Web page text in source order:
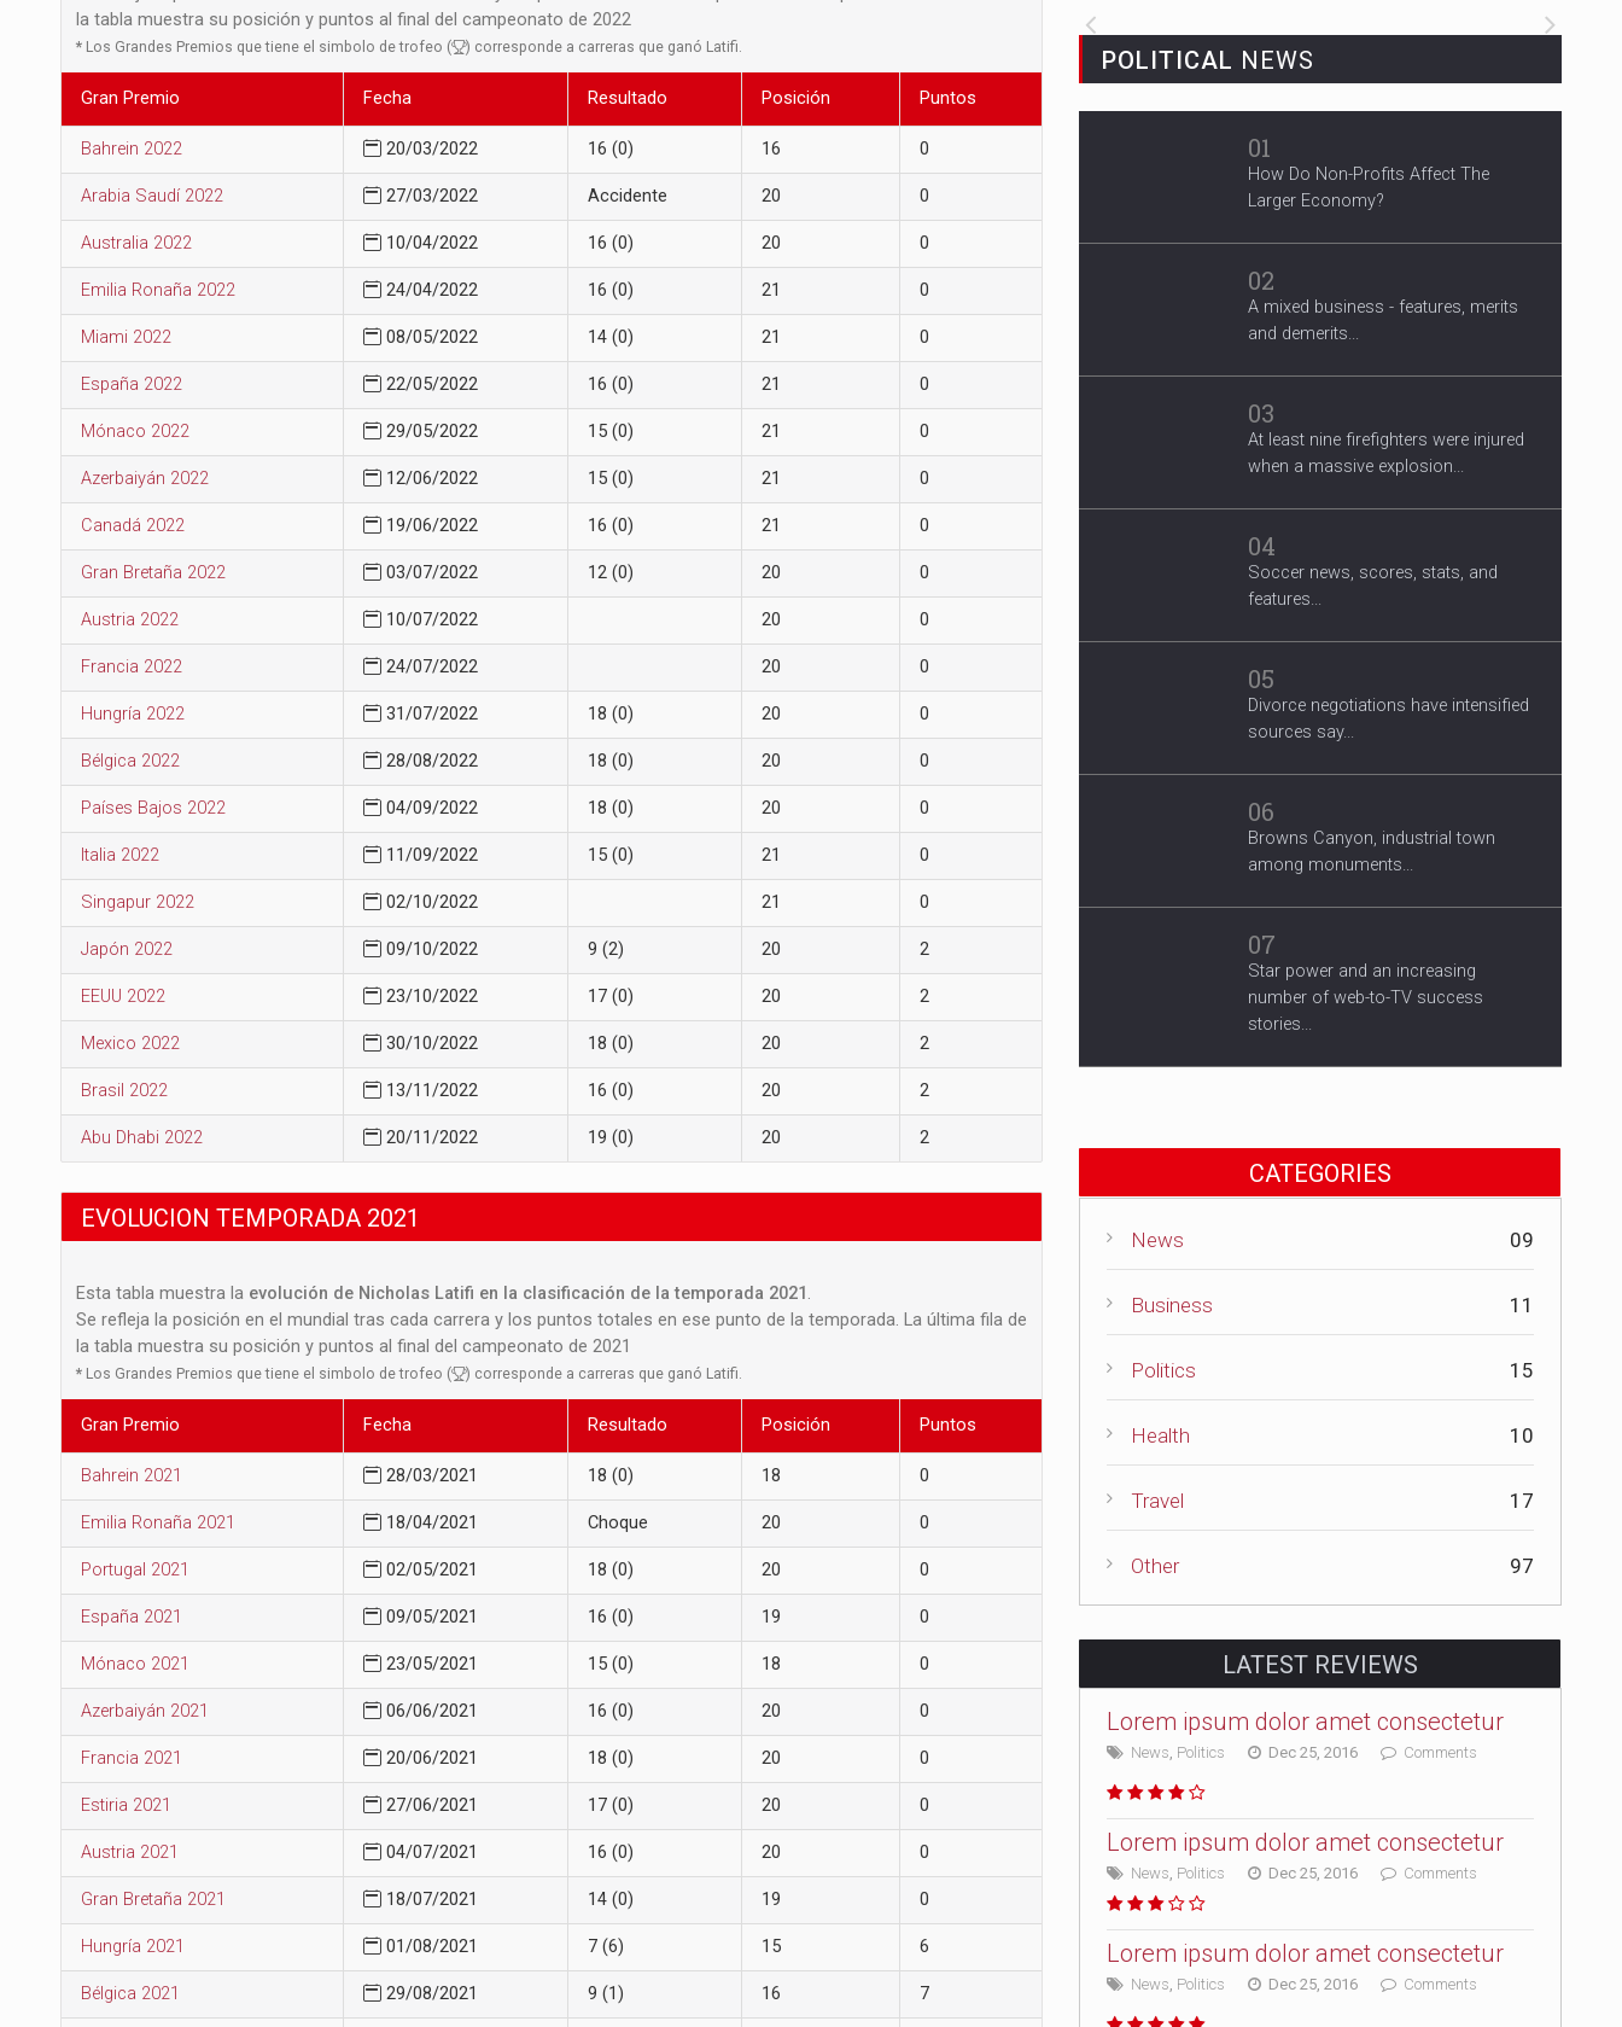
la tabla muestra su posición y puntos al final del campeonato de 2022
* Los Grandes Premios que tiene el simbolo de trofeo ( ) corresponde a carreras que ganó Latifi.
Gran Premio Fecha Resultado Posición Puntos
Bahrein 2022 20/03/2022 16 (0) 16 0
Arabia Saudí 2022 27/03/2022 Accidente 20 0
Australia 2022 10/04/2022 16 (0) 20 0
Emilia Ronaña 2022 24/04/2022 16 (0) 21 0
Miami 2022 08/05/2022 14 (0) 21 0
España 2022 22/05/2022 16 (0) 21 0
Mónaco 2022 29/05/2022 15 (0) 21 0
Azerbaiyán 2022 12/06/2022 15 (0) 21 0
Canadá 2022 19/06/2022 16 (0) 21 0
Gran Bretaña 2022 03/07/2022 12 (0) 20 0
Austria 2022 10/07/2022 20 0
Francia 2022 24/07/2022 20 0
Hungría 2022 31/07/2022 18 (0) 20 0
Bélgica 2022 28/08/2022 18 (0) 20 0
Países Bajos 2022 04/09/2022 18 (0) 20 0
Italia 2022 11/09/2022 15 (0) 21 0
Singapur 2022 02/10/2022 21 0
Japón 2022 09/10/2022 9 (2) 20 2
EEUU 2022 23/10/2022 17 (0) 20 2
Mexico 2022 30/10/2022 18 (0) 20 2
Brasil 2022 13/11/2022 16 (0) 20 2
Abu Dhabi 2022 20/11/2022 19 (0) 20 2
EVOLUCION TEMPORADA 2021
Esta tabla muestra la evolución de Nicholas Latifi en la clasificación de la temporada 2021 .
Se refleja la posición en el mundial tras cada carrera y los puntos totales en ese punto de la temporada. La última fila de
la tabla muestra su posición y puntos al final del campeonato de 2021
* Los Grandes Premios que tiene el simbolo de trofeo ( ) corresponde a carreras que ganó Latifi.
Gran Premio Fecha Resultado Posición Puntos
Bahrein 2021 28/03/2021 18 (0) 18 0
Emilia Ronaña 2021 18/04/2021 Choque 20 0
Portugal 2021 02/05/2021 18 (0) 20 0
España 2021 09/05/2021 16 (0) 19 0
Mónaco 2021 23/05/2021 15 (0) 18 0
Azerbaiyán 2021 06/06/2021 16 (0) 20 0
Francia 2021 20/06/2021 18 (0) 20 0
Estiria 2021 27/06/2021 17 (0) 20 0
Austria 2021 04/07/2021 16 (0) 20 0
Gran Bretaña 2021 18/07/2021 14 (0) 19 0
Hungría 2021 01/08/2021 7 (6) 15 6
Bélgica 2021 29/08/2021 9 (1) 16 7
3 Years After Man's Death
Mother hopes renewed reward will
POLITICAL NEWS
01
How Do Non-Profits Affect The
Larger Economy?
02
A mixed business - features, merits
and demerits...
03
At least nine firefighters were injured
when a massive explosion...
04
Soccer news, scores, stats, and
features...
05
Divorce negotiations have intensified
sources say...
06
Browns Canyon, industrial town
among monuments...
07
Star power and an increasing
number of web-to-TV success
stories...
CATEGORIES
News 09
Business 11
Politics 15
Health 10
Travel 17
Other 97
LATEST REVIEWS
Lorem ipsum dolor amet consectetur
News, Politics Dec 25, 2016 Comments
Lorem ipsum dolor amet consectetur
News, Politics Dec 25, 2016 Comments
Lorem ipsum dolor amet consectetur
News, Politics Dec 25, 2016 Comments